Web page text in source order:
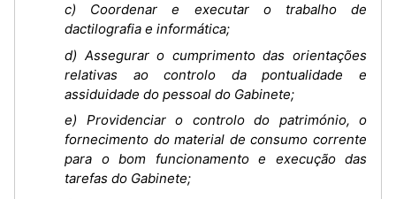
c) Coordenar e executar o trabalho de
dactilografia e informática;
d) Assegurar o cumprimento das orientações
relativas ao controlo da pontualidade e
assiduidade do pessoal do Gabinete;
e) Providenciar o controlo do património, o
fornecimento do material de consumo corrente
para o bom funcionamento e execução das
tarefas do Gabinete;